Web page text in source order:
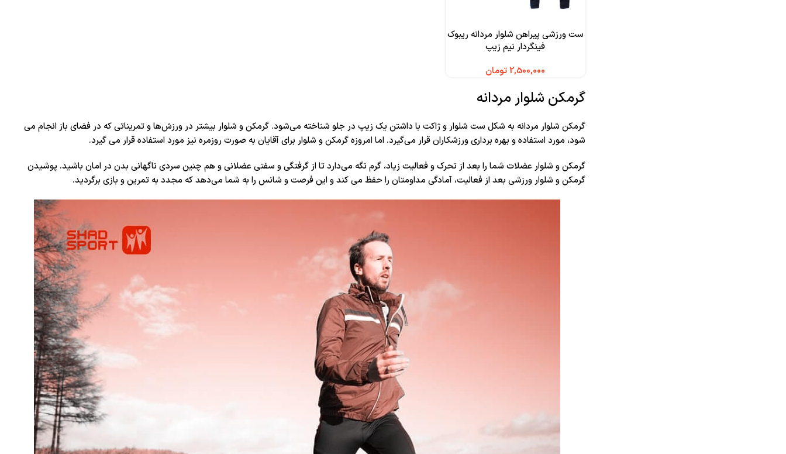
ست ورزشی پیراهن شلوار مردانه ریبوک
فینگردار نیم زیپ
تومان
گرمکن شلوار مردانه
گرمکن شلوار مردانه به شکل ست شلوار و ژاکت با داشتن یک زیپ در جلو شناخته می‌شود. گرمکن و شلوار بیشتر در ورزش‌ها و تمریناتی که در فضای باز انجام می
شود، مورد استفاده و بهره برداری ورزشکاران قرار می‌گیرد. اما امروزه گرمکن و شلوار برای آقایان به صورت روزمره نیز مورد استفاده قرار می گیرد.
گرمکن و شلوار عضلات شما را بعد از تحرک و فعالیت زیاد، گرم نگه می‌دارد تا از گرفتگی و سفتی عضلانی و هم چنین سردی ناگهانی بدن در امان باشید. پوشیدن
گرمکن و شلوار ورزشی بعد از فعالیت، آمادگی مداومتان را حفظ می کند و این فرصت و شانس را به شما می‌دهد که مجدد به تمرین و بازی برگردید.